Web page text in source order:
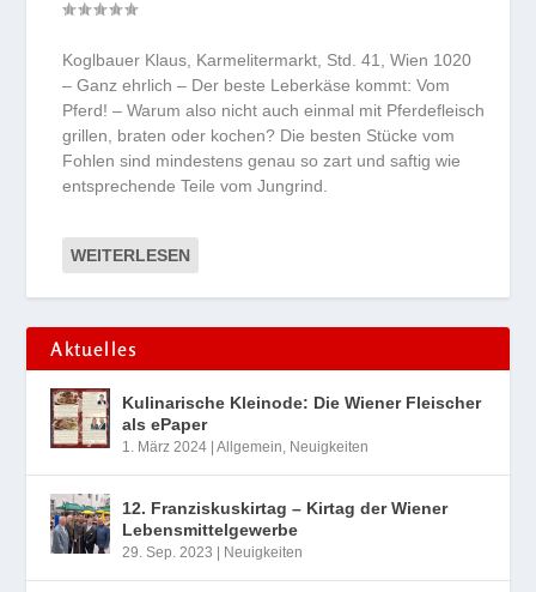
Koglbauer Klaus, Karmelitermarkt, Std. 41, Wien 1020
– Ganz ehrlich – Der beste Leberkäse kommt: Vom
Pferd! – Warum also nicht auch einmal mit Pferdefleisch
grillen, braten oder kochen? Die besten Stücke vom
Fohlen sind mindestens genau so zart und saftig wie
entsprechende Teile vom Jungrind.
WEITERLESEN
Aktuelles
Kulinarische Kleinode: Die Wiener Fleischer
als ePaper
1. März 2024 |Allgemein, Neuigkeiten
12. Franziskuskirtag – Kirtag der Wiener
Lebensmittelgewerbe
29. Sep. 2023 Neuigkeiten